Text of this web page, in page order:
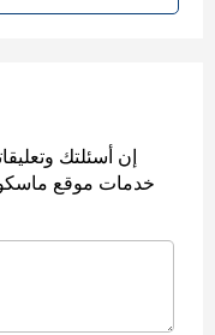
إن أسئلتك
خدمات موقع